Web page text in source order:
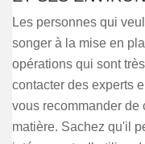
Les personnes qui
songer à la mise en
opérations qui sont
contacter des experts
vous recommander de
matière. Sachez qu'il